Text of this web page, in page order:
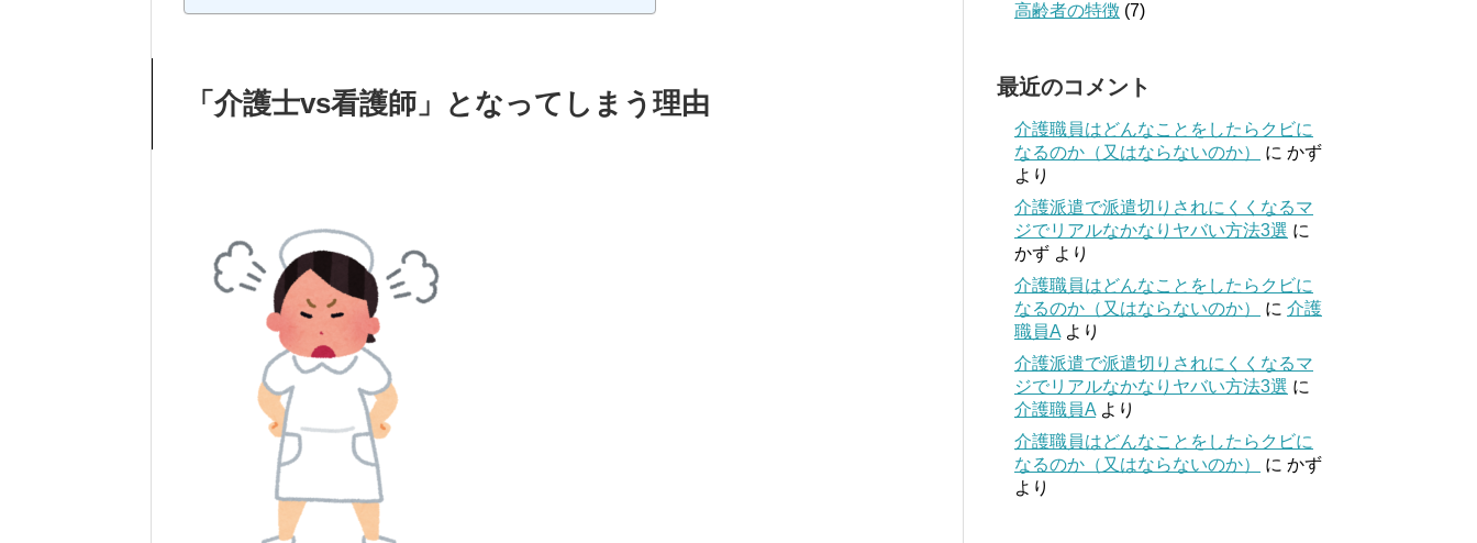
「介護士vs看護師」となってしまう理由
高齢者の特徴 (7)
最近のコメント
介護職員はどんなことをしたらクビに
なるのか（又はならないのか）
に かず
より
介護派遣で派遣切りされにくくなるマ
ジでリアルなかなりヤバい方法3選 に
かず より
介護職員はどんなことをしたらクビに
なるのか（又はならないのか）
に 介護
職員A より
介護派遣で派遣切りされにくくなるマ
ジでリアルなかなりヤバい方法3選 に
介護職員A より
介護職員はどんなことをしたらクビに
なるのか（又はならないのか）
に かず
より